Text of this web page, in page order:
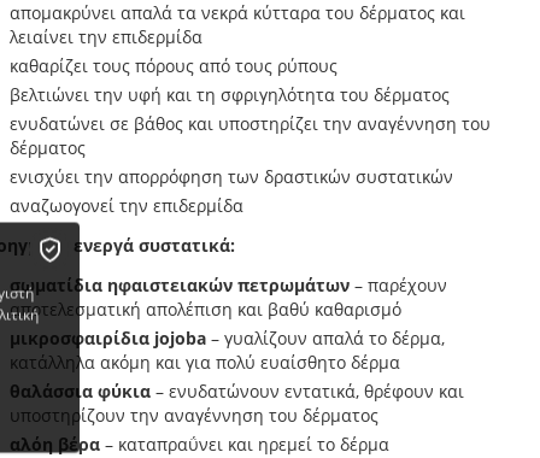
απομακρύνει απαλά τα νεκρά κύτταρα του δέρματος και
λειαίνει την επιδερμίδα
καθαρίζει τους πόρους από τους ρύπους
βελτιώνει την υφή και τη σφριγηλότητα του δέρματος
ενυδατώνει σε βάθος και υποστηρίζει την αναγέννηση του
δέρματος
ενισχύει την απορρόφηση των δραστικών συστατικών
αναζωογονεί την επιδερμίδα
ενεργά συστατικά:
σωματίδια ηφαιστειακών πετρωμάτων – παρέχουν
αποτελεσματική απολέπιση και βαθύ καθαρισμό
μικροσφαιρίδια jojoba – γυαλίζουν απαλά το δέρμα,
κατάλληλα ακόμη και για πολύ ευαίσθητο δέρμα
θαλάσσια φύκια – ενυδατώνουν εντατικά, θρέφουν και
υποστηρίζουν την αναγέννηση του δέρματος
αλόη βέρα – καταπραΰνει και ηρεμεί το δέρμα